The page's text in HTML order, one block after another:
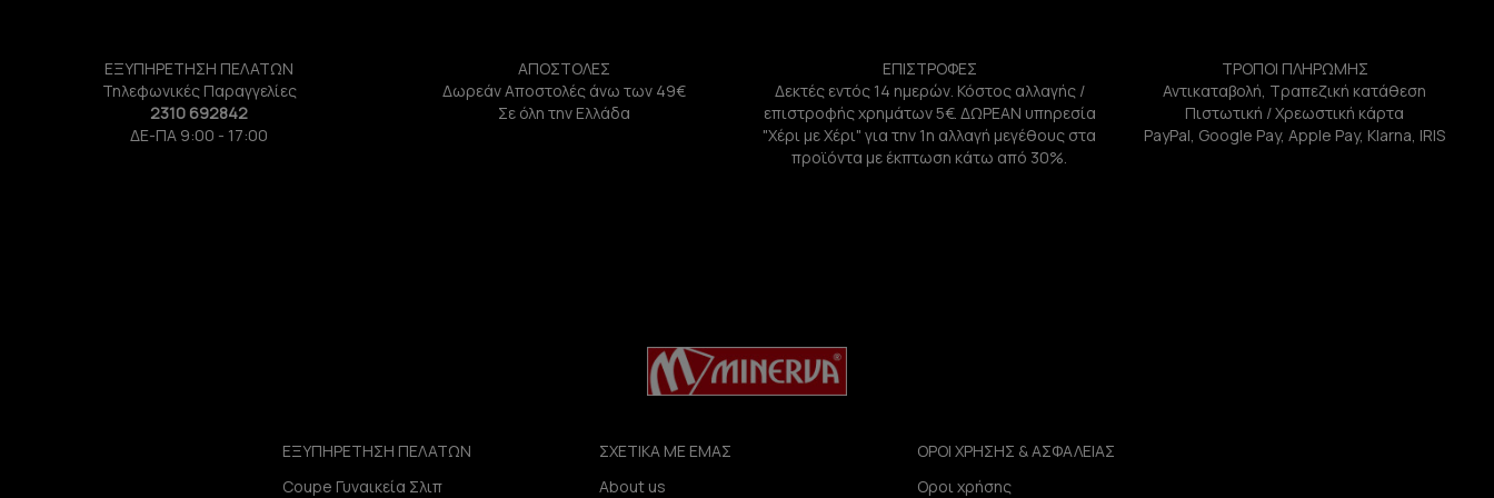
ΕΞΥΠΗΡΕΤΗΣΗ ΠΕΛΑΤΩΝ
Τηλεφωνικές Παραγγελίες
2310 692842
ΔΕ-ΠΑ 9:00 - 17:00
ΑΠΟΣΤΟΛΕΣ
Δωρεάν Αποστολές άνω των 49€
Σε όλη την Ελλάδα
ΕΠΙΣΤΡΟΦΕΣ
Δεκτές εντός 14 ημερών. Κόστος αλλαγής /
επιστροφής χρημάτων 5€. ΔΩΡΕΑΝ υπηρεσία
"Χέρι με Χέρι" για την 1η αλλαγή μεγέθους στα
προϊόντα με έκπτωση κάτω από 30%.
ΤΡΟΠΟΙ ΠΛΗΡΩΜΗΣ
Αντικαταβολή, Τραπεζική κατάθεση
Πιστωτική / Χρεωστική κάρτα
PayPal, Google Pay, Apple Pay, Klarna, IRIS
ΕΞΥΠΗΡΕΤΗΣΗ ΠΕΛΑΤΩΝ
Coupe Γυναικεία Σλιπ
ΣΧΕΤΙΚΑ ΜΕ ΕΜΑΣ
About us
ΟΡΟΙ ΧΡΗΣΗΣ & ΑΣΦΑΛΕΙΑΣ
Οροι χρήσης